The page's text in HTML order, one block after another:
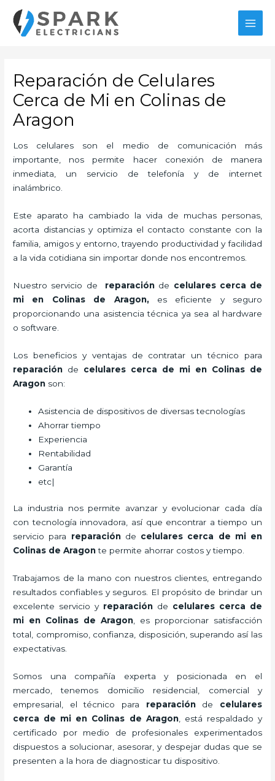
contenido
Reparación de Celulares
Cerca de Mi en Colinas de
Aragon
Los celulares son el medio de comunicación más
importante, nos permite hacer conexión de manera
inmediata, un servicio de telefonía y de internet
inalámbrico.
Este aparato ha cambiado la vida de muchas personas,
acorta distancias y optimiza el contacto constante con la
familia, amigos y entorno, trayendo productividad y facilidad
a la vida cotidiana sin importar donde nos encontremos.
Nuestro servicio de reparación de celulares cerca de
mi en Colinas de Aragon,es eficiente y seguro
proporcionando una asistencia técnica ya sea al hardware
o software.
Los beneficios y ventajas de contratar un técnico para
reparación de celulares cerca de mi en Colinas de
Aragon son:
Asistencia de dispositivos de diversas tecnologías
Ahorrar tiempo
Experiencia
Rentabilidad
Garantía
etc|
La industria nos permite avanzar y evolucionar cada día
con tecnología innovadora, así que encontrar a tiempo un
servicio para reparaciónde celulares cerca de mien
Colinas de Aragonte permite ahorrar costos y tiempo.
Trabajamos de la mano con nuestros clientes, entregando
resultados confiables y seguros. El propósito de brindar un
excelente servicio y reparación de celulares cerca de
mi en Colinas de Aragon , es proporcionar satisfacción
total, compromiso, confianza, disposición, superando así las
expectativas.
Somos una compañía experta y posicionada en el
mercado, tenemos domicilio residencial, comercial y
empresarial, el técnico para reparaciónde
celulares
cerca de mi en Colinas de Aragon, está respaldado y
certificado por medio de profesionales experimentados
dispuestos a solucionar, asesorar, y despejar dudas que se
presenten a la hora de diagnosticar tu dispositivo.